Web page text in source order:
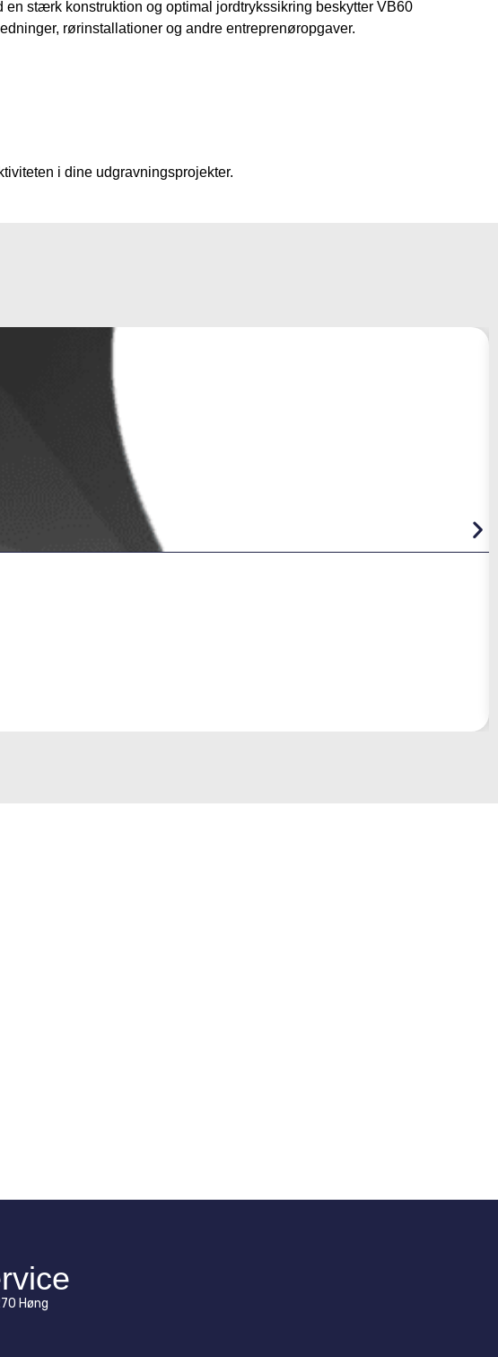
stærk konstruktion og optimal jordtrykssikring beskytter VB60
rørinstallationer og andre entreprenøropgaver.
i dine udgravningsprojekter.
Høng